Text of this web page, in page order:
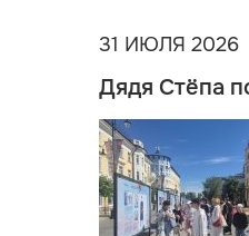
31 ИЮЛЯ 2026
Дядя Стёпа